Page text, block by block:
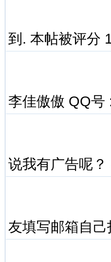
到. 本帖被评分
李佳傲傲 QQ号
说我有广告呢
友填写邮箱自